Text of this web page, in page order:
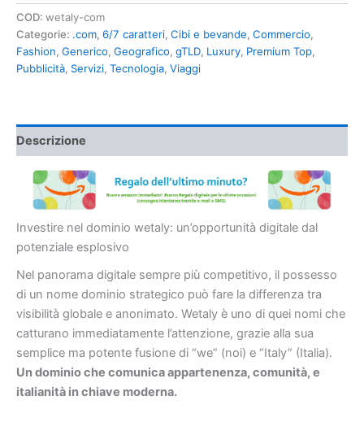
COD: wetaly-com
Categorie: .com, 6/7 caratteri, Cibi e bevande, Commercio,
Fashion, Generico, Geografico, gTLD, Luxury, Premium Top,
Pubblicità, Servizi, Tecnologia, Viaggi
Descrizione
Investire nel dominio wetaly: un’opportunità digitale dal
potenziale esplosivo
Nel panorama digitale sempre più competitivo, il possesso
di un nome dominio strategico può fare la differenza tra
visibilità globale e anonimato. Wetaly è uno di quei nomi che
catturano immediatamente l’attenzione, grazie alla sua
semplice ma potente fusione di “we” (noi) e “Italy” (Italia).
Un dominio che comunica appartenenza, comunità, e
italianità in chiave moderna.